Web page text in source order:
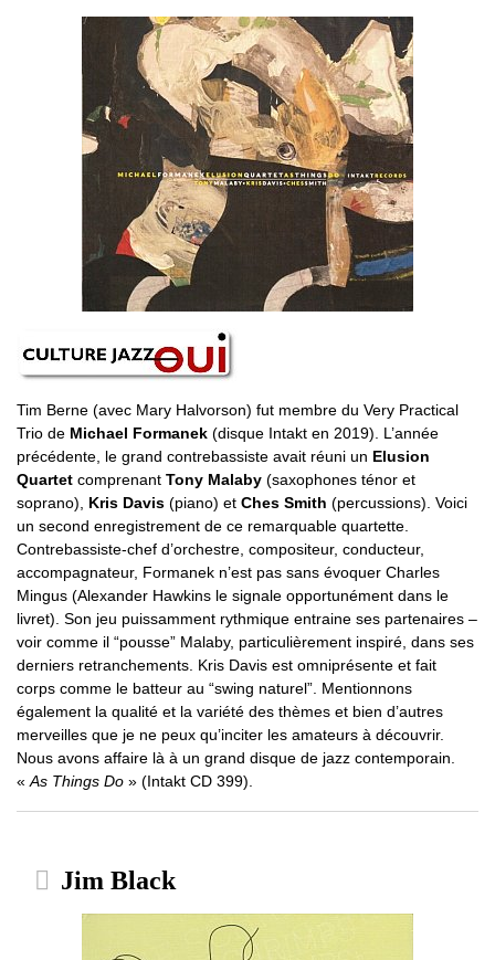
Tim Berne (avec Mary Halvorson) fut membre du Very Practical
Trio de Michael Formanek (disque Intakt en 2019). L’année
précédente, le grand contrebassiste avait réuni un Elusion
Quartet comprenant Tony Malaby (saxophones ténor et
soprano), Kris Davis (piano) et Ches Smith (percussions). Voici
un second enregistrement de ce remarquable quartette.
Contrebassiste-chef d’orchestre, compositeur, conducteur,
accompagnateur, Formanek n’est pas sans évoquer Charles
Mingus (Alexander Hawkins le signale opportunément dans le
livret). Son jeu puissamment rythmique entraine ses partenaires –
voir comme il “pousse” Malaby, particulièrement inspiré, dans ses
derniers retranchements. Kris Davis est omniprésente et fait
corps comme le batteur au “swing naturel”. Mentionnons
également la qualité et la variété des thèmes et bien d’autres
merveilles que je ne peux qu’inciter les amateurs à découvrir.
Nous avons affaire là à un grand disque de jazz contemporain.
« As Things Do » (Intakt CD 399).
Jim Black